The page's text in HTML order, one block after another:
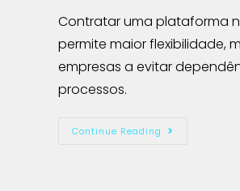
Contratar uma plataforma
permite maior flexibilidade,
empresas a evitar
processos.
Continue Reading